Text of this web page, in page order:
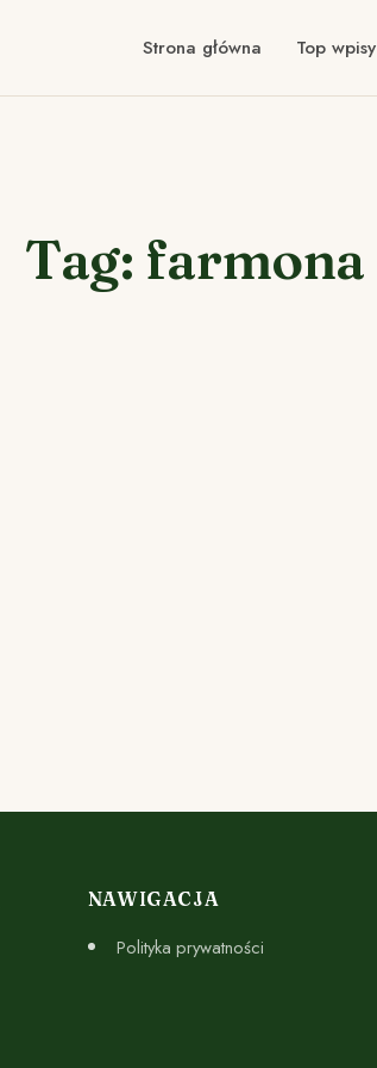
Strona główna Top wpisy
Tag: farmona
NAWIGACJA
Polityka prywatności